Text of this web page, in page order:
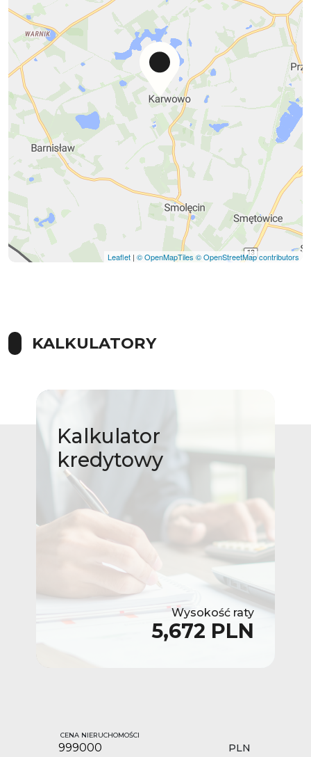
Leaflet | © OpenMapTiles © OpenStreetMap contributors
KALKULATORY
Kalkulator
kredytowy
Wysokość raty
5,672 PLN
CENA NIERUCHOMOŚCI
PLN